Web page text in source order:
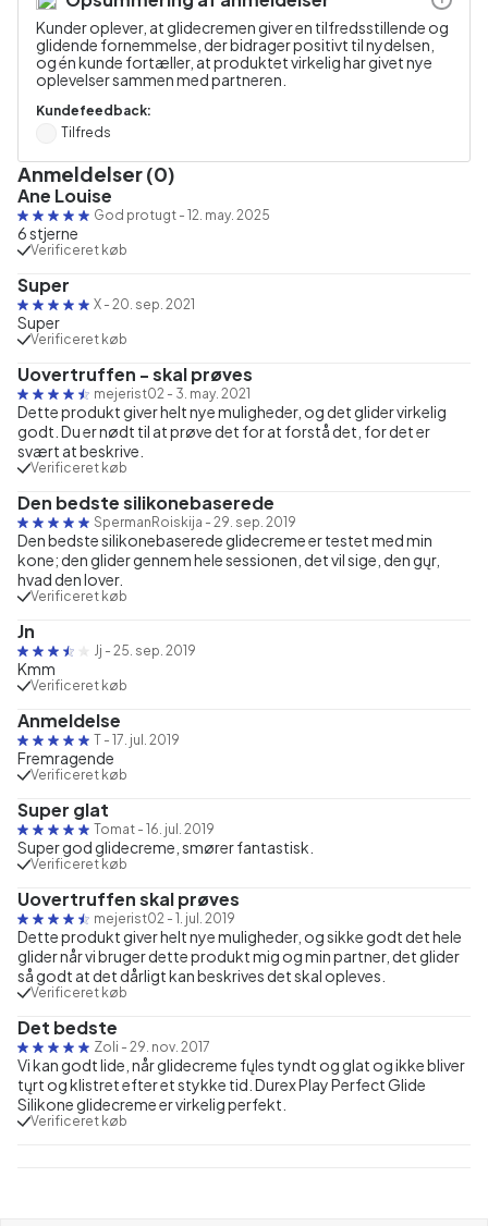
Kunder oplever, at glidecremen giver en tilfredsstillende og
glidende fornemmelse, der bidrager positivt til nydelsen,
og én kunde fortæller, at produktet virkelig har givet nye
oplevelser sammen med partneren.
Kundefeedback:
Tilfreds
Anmeldelser (0)
Ane Louise
God protugt - 12. may. 2025
6 stjerne
Verificeret køb
Super
X - 20. sep. 2021
Super
Verificeret køb
Uovertruffen - skal prøves
mejerist02 - 3. may. 2021
Dette produkt giver helt nye muligheder, og det glider virkelig
godt. Du er nødt til at prøve det for at forstå det, for det er
svært at beskrive.
Verificeret køb
Den bedste silikonebaserede
SpermanRoiskija - 29. sep. 2019
Den bedste silikonebaserede glidecreme er testet med min
kone; den glider gennem hele sessionen, det vil sige, den gųr,
hvad den lover.
Verificeret køb
Jn
Jj - 25. sep. 2019
Kmm
Verificeret køb
Anmeldelse
T - 17. jul. 2019
Fremragende
Verificeret køb
Super glat
Tomat - 16. jul. 2019
Super god glidecreme, smører fantastisk.
Verificeret køb
Uovertruffen skal prøves
mejerist02 - 1. jul. 2019
Dette produkt giver helt nye muligheder, og sikke godt det hele
glider når vi bruger dette produkt mig og min partner, det glider
så godt at det dårligt kan beskrives det skal opleves.
Verificeret køb
Det bedste
Zoli - 29. nov. 2017
Vi kan godt lide, når glidecreme fųles tyndt og glat og ikke bliver
tųrt og klistret efter et stykke tid. Durex Play Perfect Glide
Silikone glidecreme er virkelig perfekt.
Verificeret køb